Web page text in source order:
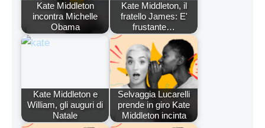
Kate Middleton
incontra Michelle
Obama
Kate Middleton, il
fratello James: E'
frustante…
Kate Middleton e
William, gli auguri di
Natale
Selvaggia Lucarelli
prende in giro Kate
Middleton incinta